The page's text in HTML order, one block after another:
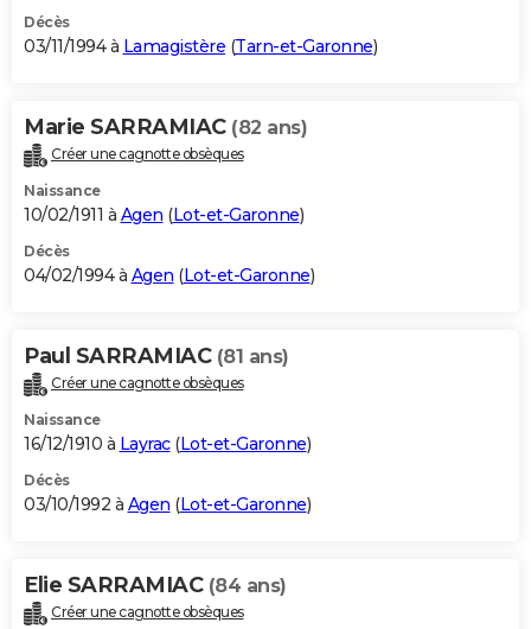
Décès
03/11/1994 à Lamagistère (Tarn-et-Garonne)
Marie SARRAMIAC (82 ans)
Créer une cagnotte obsèques
Naissance
10/02/1911 à Agen (Lot-et-Garonne)
Décès
04/02/1994 à Agen (Lot-et-Garonne)
Paul SARRAMIAC (81 ans)
Créer une cagnotte obsèques
Naissance
16/12/1910 à Layrac(Lot-et-Garonne)
Décès
03/10/1992 à Agen (Lot-et-Garonne)
Elie SARRAMIAC (84 ans)
Créer une cagnotte obsèques